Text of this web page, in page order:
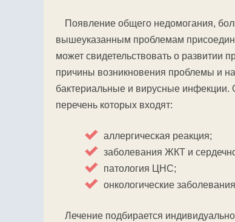
Появление общего недомогания,
вышеуказанным проблемам
может свидетельствовать о развитии
причины возникновения проблемы и
бактериальные и вирусные инфекции.
перечень которых входят:
аллергическая реакция;
заболевания ЖКТ и
патология ЦНС;
онкологические
Лечение подбирается